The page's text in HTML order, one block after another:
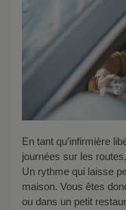
En tant qu’infirmière libérale, vous passez souvent vos
journées sur les
Un rythme qui laisse
maison. Vous êtes
ou dans un petit